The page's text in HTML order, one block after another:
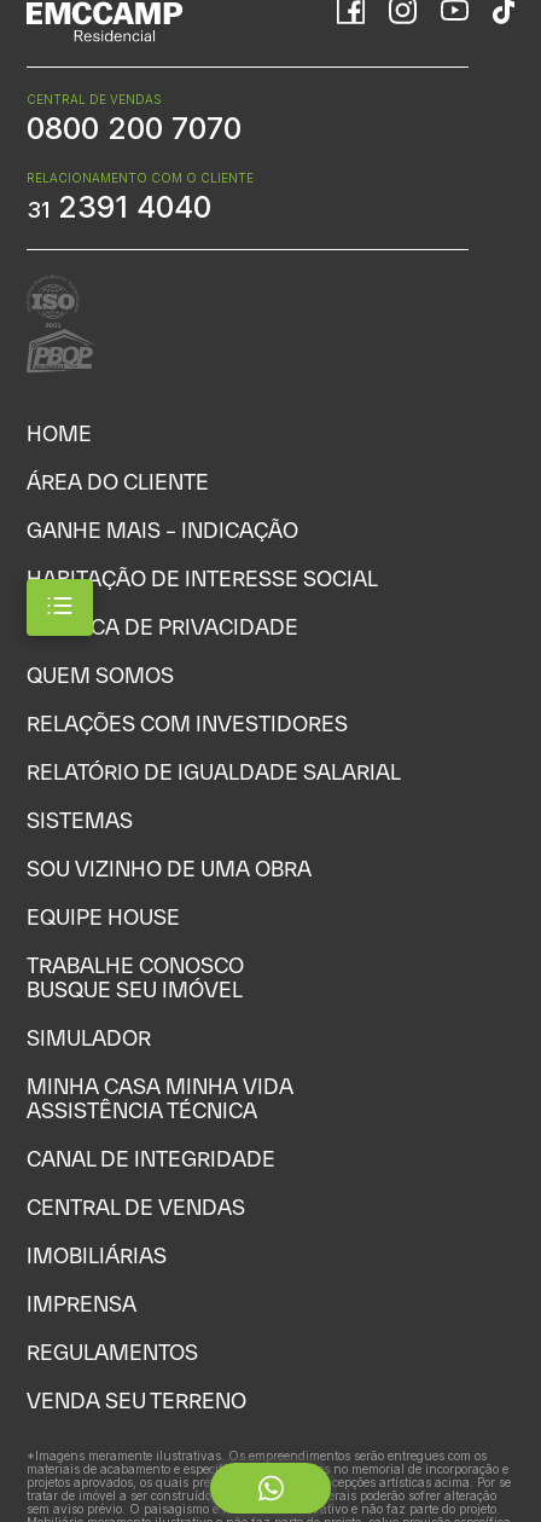
CENTRAL DE VENDAS
0800 200 7070
RELACIONAMENTO COM O CLIENTE
31 2391 4040
HOME
ÁREA DO CLIENTE
GANHE MAIS – INDICAÇÃO
HABITAÇÃO DE INTERESSE SOCIAL
POLÍTICA DE PRIVACIDADE
QUEM SOMOS
RELAÇÕES COM INVESTIDORES
RELATÓRIO DE IGUALDADE SALARIAL
SISTEMAS
SOU VIZINHO DE UMA OBRA
EQUIPE HOUSE
TRABALHE CONOSCO
BUSQUE SEU IMÓVEL
SIMULADOR
MINHA CASA MINHA VIDA
ASSISTÊNCIA TÉCNICA
CANAL DE INTEGRIDADE
CENTRAL DE VENDAS
IMOBILIÁRIAS
IMPRENSA
REGULAMENTOS
VENDA SEU TERRENO
*Imagens meramente ilustrativas. Os empreendimentos serão entregues com os
materiais de acabamento e especificações constantes no memorial de incorporação e
projetos aprovados, os quais prevalecem sobre as concepções artísticas acima. Por se
tratar de imóvel a ser construído, as características gerais poderão sofrer alteração
sem aviso prévio. O paisagismo é meramente ilustrativo e não faz parte do projeto.